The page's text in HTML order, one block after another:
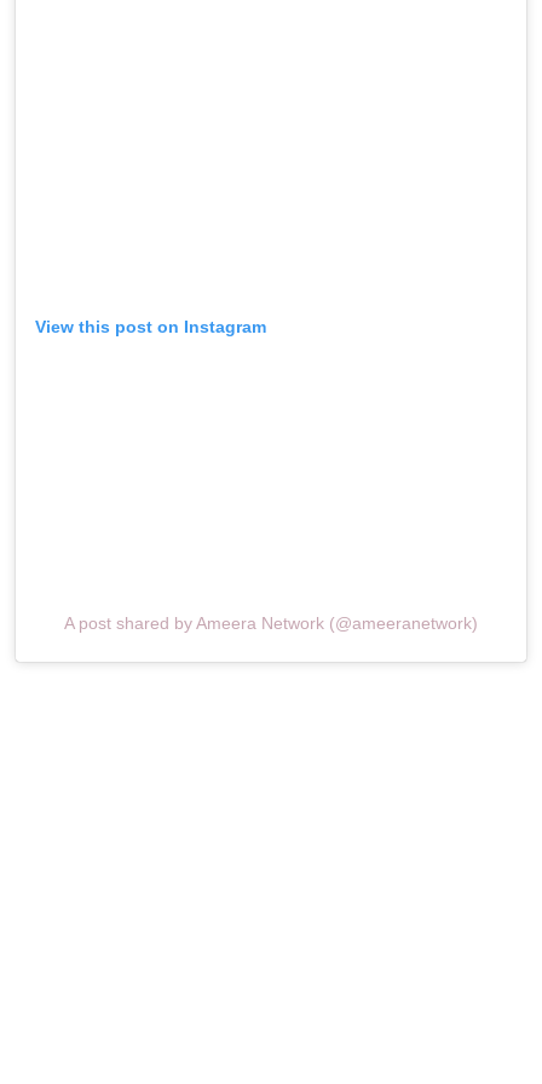
View this post on Instagram
A post shared by Ameera Network (@ameeranetwork)